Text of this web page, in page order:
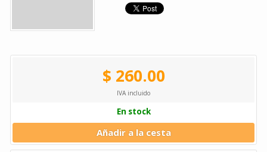
$ 260.00
IVA incluido
En stock
Añadir a la cesta